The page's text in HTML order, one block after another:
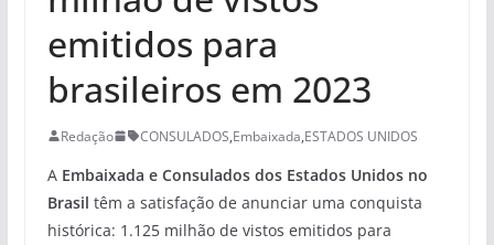
emitidos para
brasileiros em 2023
Redação CONSULADOS,Embaixada,ESTADOS UNIDOS
A Embaixada e Consulados dos Estados Unidos no
Brasil têm a satisfação de anunciar uma conquista
histórica: 1.125 milhão de vistos emitidos para